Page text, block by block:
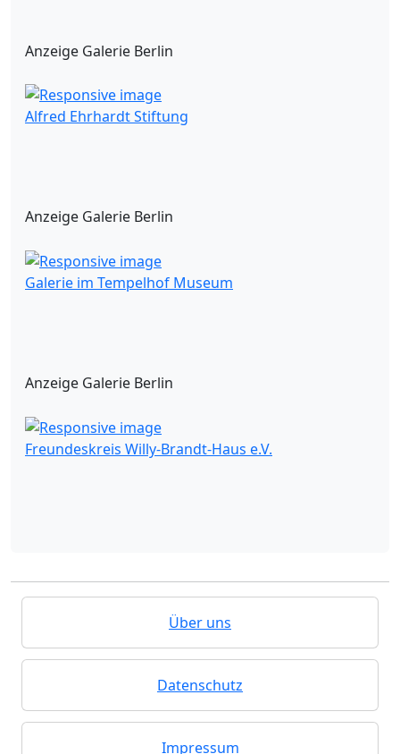
Anzeige Galerie Berlin
Alfred Ehrhardt Stiftung
Anzeige Galerie Berlin
Galerie im Tempelhof Museum
Anzeige Galerie Berlin
Freundeskreis Willy-Brandt-Haus e.V.
Über uns
Datenschutz
Impressum